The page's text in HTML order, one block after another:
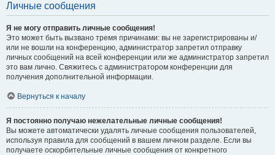
Личные сообщения
Я не могу отправить личные сообщения!
Это может быть вызвано тремя причинами: вы не зарегистрированы и/
или не вошли на конференцию, администратор запретил отправку
личных сообщений на всей конференции или же администратор запретил
это вам лично. Свяжитесь с администратором конференции для
получения дополнительной информации.
Вернуться к началу
Я постоянно получаю нежелательные личные сообщения!
Вы можете автоматически удалять личные сообщения пользователей,
используя правила для сообщений в вашем личном разделе. Если вы
получаете оскорбительные личные сообщения от конкретного